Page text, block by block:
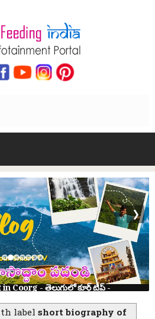
❯
label short biography of